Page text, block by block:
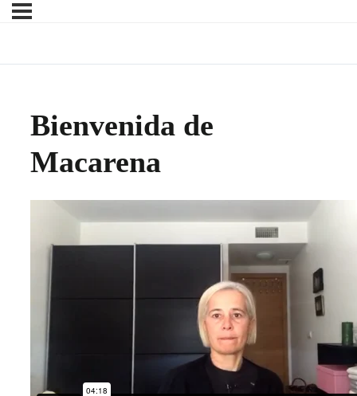
Bienvenida de
Macarena